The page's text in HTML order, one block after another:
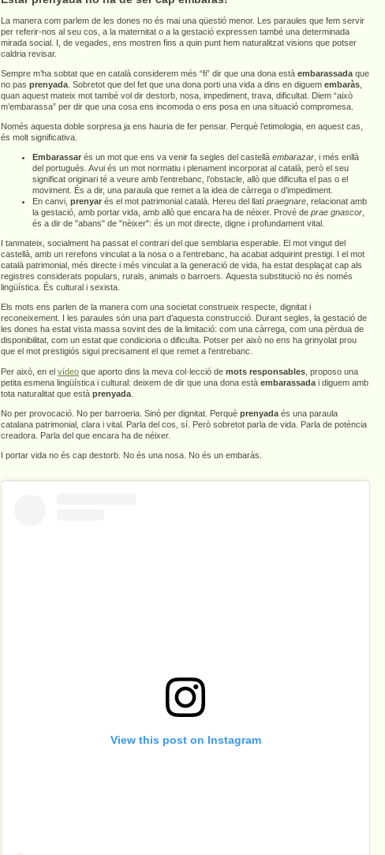
La manera com parlem de les dones no és mai una qüestió menor. Les paraules que fem servir
per referir-nos al seu cos, a la maternitat o a la gestació expressen també una determinada
mirada social. I, de vegades, ens mostren fins a quin punt hem naturalitzat visions que potser
caldria revisar.
Sempre m’ha sobtat que en català considerem més “fi” dir que una dona està embarassada que
no pas prenyada . Sobretot que del fet que una dona porti una vida a dins en diguem embaràs
quan aquest mateix mot també vol dir destorb, nosa, impediment, trava, dificultat. Diem “això
m’embarassa” per dir que una cosa ens incomoda o ens posa en una situació compromesa.
Només aquesta doble sorpresa ja ens hauria de fer pensar. Perquè l’etimologia, en aquest cas,
és molt significativa.
Embarassar és un mot que ens va venir fa segles del castellà embarazar , i més enllà
del portuguès. Avui és un mot normatiu i plenament incorporat al català, però el seu
significat originari té a veure amb l’entrebanc, l’obstacle, allò que dificulta el pas o el
moviment. És a dir, una paraula que remet a la idea de càrrega o d’impediment.
En canvi, prenyar és el mot patrimonial català. Hereu del llatí praegnare , relacionat amb
la gestació, amb portar vida, amb allò que encara ha de néixer. Prové de prae gnascor
és a dir de "abans" de "nèixer": és un mot directe, digne i profundament vital.
I tanmateix, socialment ha passat el contrari del que semblaria esperable. El mot vingut del
castellà, amb un rerefons vinculat a la nosa o a l’entrebanc, ha acabat adquirint prestigi. I el mot
català patrimonial, més directe i més vinculat a la generació de vida, ha estat desplaçat cap als
registres considerats populars, rurals, animals o barroers. Aquesta substitució no és només
lingüística. És cultural i sexista.
Els mots ens parlen de la manera com una societat construeix respecte, dignitat i
reconeixement. I les paraules són una part d’aquesta construcció. Durant segles, la gestació de
les dones ha estat vista massa sovint des de la limitació: com una càrrega, com una pèrdua de
disponibilitat, com un estat que condiciona o dificulta. Potser per això no ens ha grinyolat prou
que el mot prestigiós sigui precisament el que remet a l’entrebanc.
Per això, en el vídeo que aporto dins la meva col·lecció de mots responsables , proposo una
petita esmena lingüística i cultural: deixem de dir que una dona està embarassada i diguem amb
tota naturalitat que està prenyada
No per provocació. No per barroeria. Sinó per dignitat. Perquè prenyada és una paraula
catalana patrimonial, clara i vital. Parla del cos, sí. Però sobretot parla de vida. Parla de potència
creadora. Parla del que encara ha de néixer.
I portar vida no és cap destorb. No és una nosa. No és un embaràs.
View this post on Instagram